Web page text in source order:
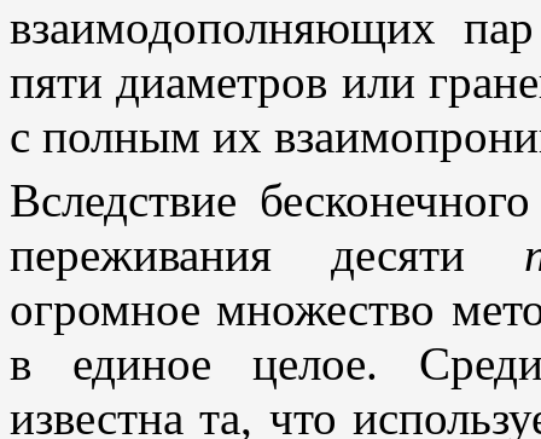
взаимодополняющих
пяти диаметров или
с полным их
Вследствие
переживания десяти
огромное множество
в единое целое.
известна та, что